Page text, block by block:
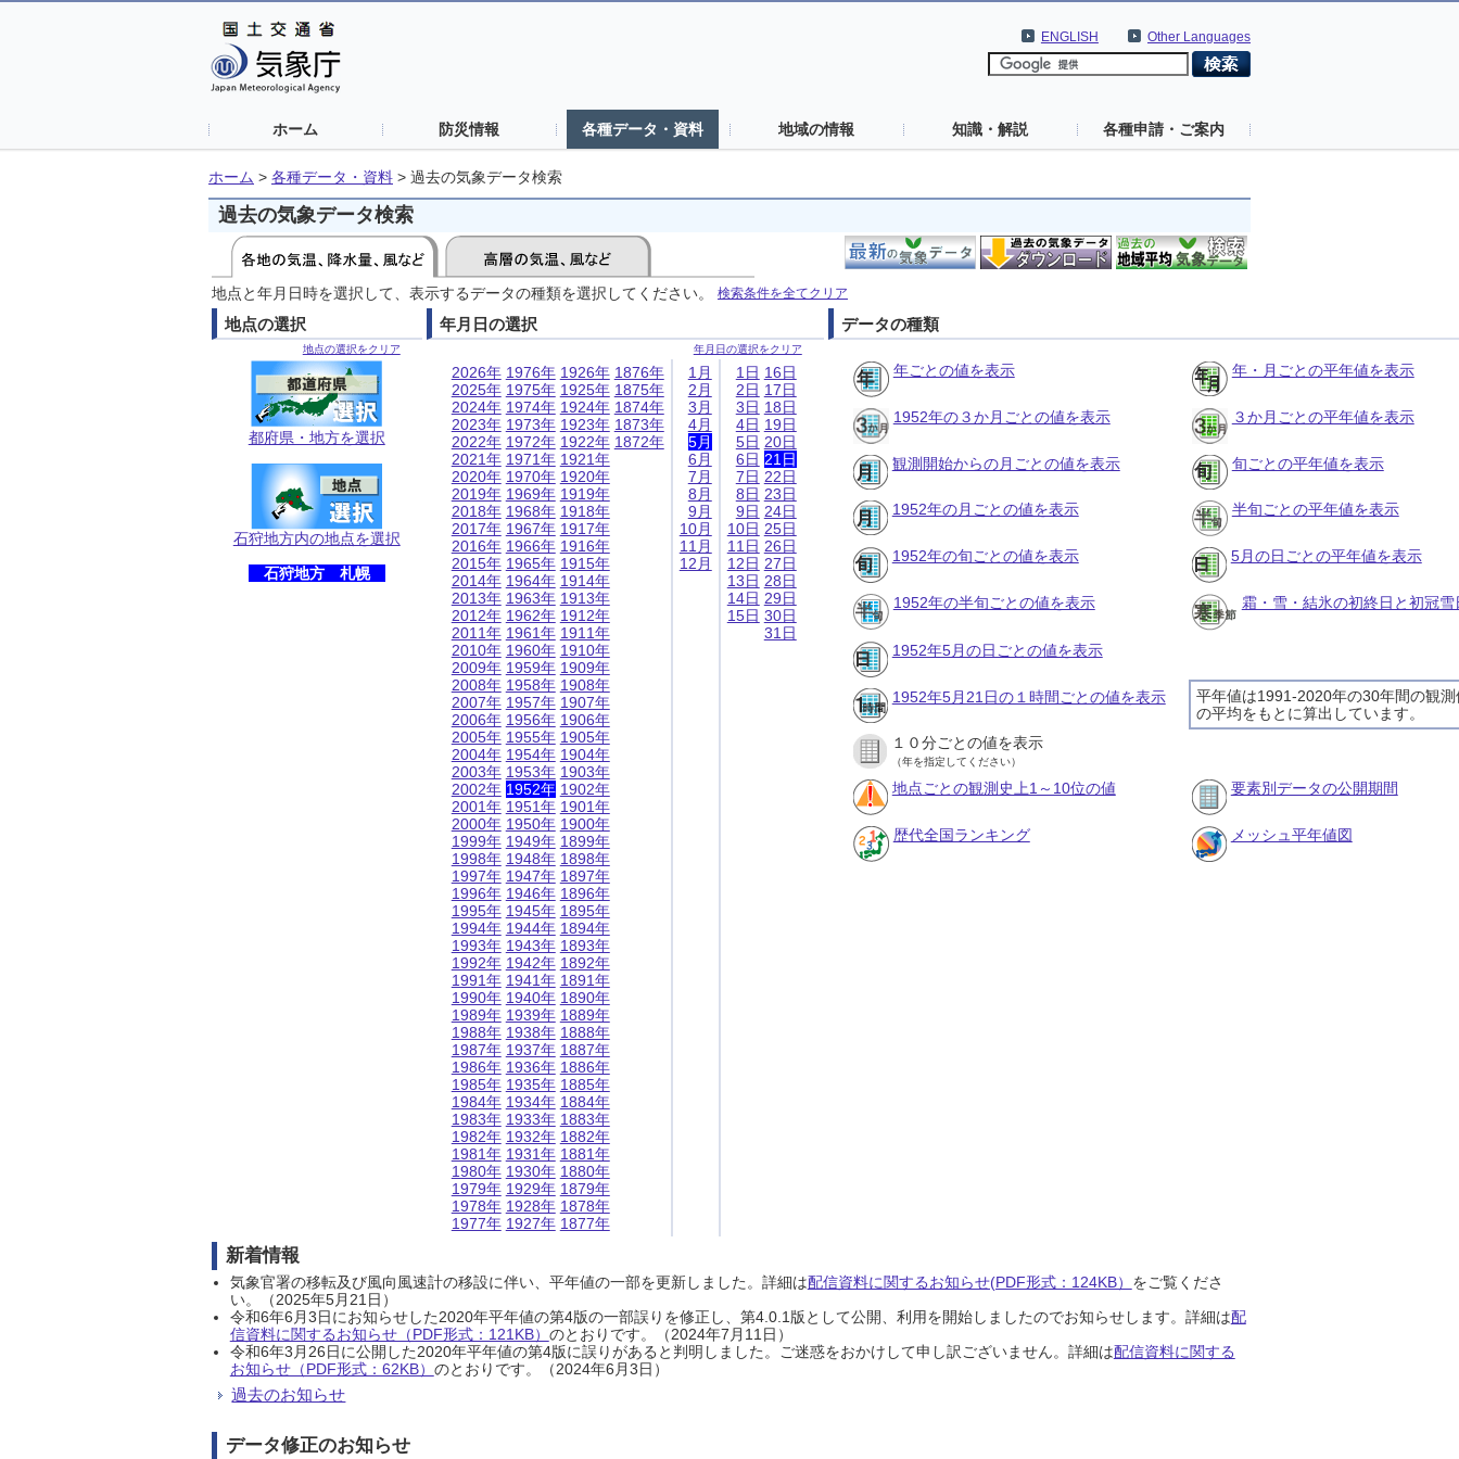
Other Languages
ENGLISH
ホーム 防災情報 各種データ・資料 地域の情報 知識・解説 各種申請・ご案内
ホーム > 各種データ・資料 > 過去の気象データ検索
過去の気象データ検索
地点と年月日時を選択して、表示するデータの種類を選択してください。 検索条件を全てクリア
地点の選択
地点の選択をクリア
都府県・地方を選択
石狩地方内の地点を選択
石狩地方 札幌
年月日の選択
年月日の選択をクリア
2026年
2025年
2024年
2023年
2022年
2021年
2020年
2019年
2018年
2017年
2016年
2015年
2014年
2013年
2012年
2011年
2010年
2009年
2008年
2007年
2006年
2005年
2004年
2003年
2002年
2001年
2000年
1999年
1998年
1997年
1996年
1995年
1994年
1993年
1992年
1991年
1990年
1989年
1988年
1987年
1986年
1985年
1984年
1983年
1982年
1981年
1980年
1979年
1978年
1977年
1976年
1975年
1974年
1973年
1972年
1971年
1970年
1969年
1968年
1967年
1966年
1965年
1964年
1963年
1962年
1961年
1960年
1959年
1958年
1957年
1956年
1955年
1954年
1953年
1952年
1951年
1950年
1949年
1948年
1947年
1946年
1945年
1944年
1943年
1942年
1941年
1940年
1939年
1938年
1937年
1936年
1935年
1934年
1933年
1932年
1931年
1930年
1929年
1928年
1927年
1926年
1925年
1924年
1923年
1922年
1921年
1920年
1919年
1918年
1917年
1916年
1915年
1914年
1913年
1912年
1911年
1910年
1909年
1908年
1907年
1906年
1905年
1904年
1903年
1902年
1901年
1900年
1899年
1898年
1897年
1896年
1895年
1894年
1893年
1892年
1891年
1890年
1889年
1888年
1887年
1886年
1885年
1884年
1883年
1882年
1881年
1880年
1879年
1878年
1877年
1876年
1875年
1874年
1873年
1872年
1月
2月
3月
4月
5月
6月
7月
8月
9月
10月
11月
12月
1日
2日
3日
4日
5日
6日
7日
8日
9日
10日
11日
12日
13日
14日
15日
16日
17日
18日
19日
20日
21日
22日
23日
24日
25日
26日
27日
28日
29日
30日
31日
データの種類
年ごとの値を表示 年・月ごとの平年値を表示
1952年の３か月ごとの値を表示 ３か月ごとの平年値を表示
観測開始からの月ごとの値を表示 旬ごとの平年値を表示
1952年の月ごとの値を表示 半旬ごとの平年値を表示
1952年の旬ごとの値を表示 5月の日ごとの平年値を表示
1952年の半旬ごとの値を表示 霜・雪・結氷の初終日と初冠
1952年5月の日ごとの値を表示
平年値は1991-2020年の30年間の観測
の平均をもとに算出しています。
1952年5月21日の１時間ごとの値を表示
１０分ごとの値を表示
（年を指定してください）
地点ごとの観測史上1～10位の値 要素別データの公開期間
歴代全国ランキング メッシュ平年値図
新着情報
気象官署の移転及び風向風速計の移設に伴い、平年値の一部を更新しました。詳細は配信資料に関するお知らせ(PDF形式：124KB） をご覧くださ
い。（2025年5月21日）
令和6年6月3日にお知らせした2020年平年値の第4版の一部誤りを修正し、第4.0.1版として公開、利用を開始しましたのでお知らせします。詳細は配
信資料に関するお知らせ（PDF形式：121KB） のとおりです。（2024年7月11日）
令和6年3月26日に公開した2020年平年値の第4版に誤りがあると判明しました。ご迷惑をおかけして申し訳ございません。詳細は配信資料に関する
お知らせ（PDF形式：62KB） のとおりです。（2024年6月3日）
過去のお知らせ
データ修正のお知らせ